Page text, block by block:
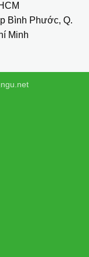
Bình Phước, Q.
Minh